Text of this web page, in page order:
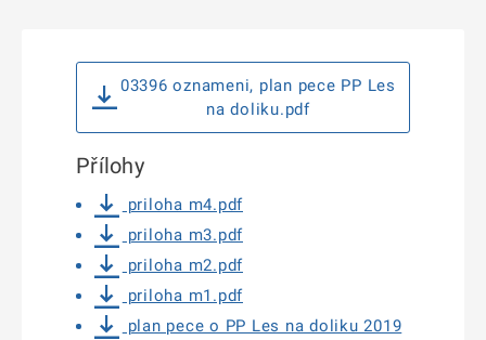
03396 oznameni, plan pece PP Les
na doliku.pdf
Přílohy
priloha m4.pdf
priloha m3.pdf
priloha m2.pdf
priloha m1.pdf
plan pece o PP Les na doliku 2019